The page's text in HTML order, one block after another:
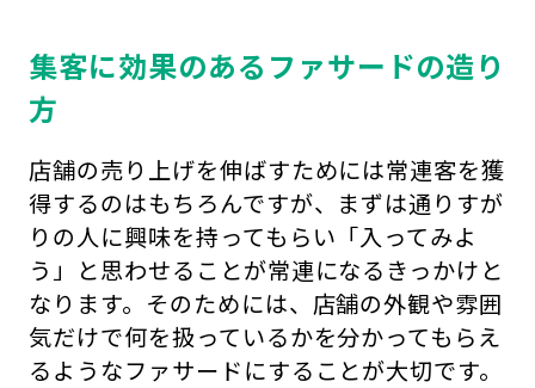
集客に効果のあるファサードの造り
方
店舗の売り上げを伸ばすためには常連客を獲
得するのはもちろんですが、まずは通りすが
りの人に興味を持ってもらい「入ってみよ
う」と思わせることが常連になるきっかけと
なります。そのためには、店舗の外観や雰囲
気だけで何を扱っているかを分かってもらえ
るようなファサードにすることが大切です。